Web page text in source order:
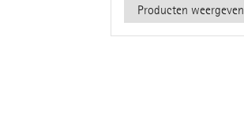
Producten weergeven